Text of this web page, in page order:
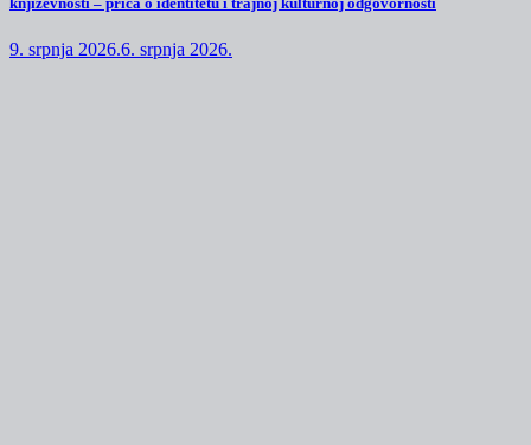
9. srpnja 2026.6. srpnja 2026.